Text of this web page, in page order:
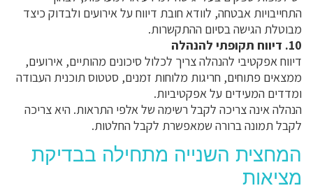
התחייבויות אבטחה, לוודא חובת דיווח על אירועים ולבדוק כיצד
מבוטלת הגישה בסיום ההתקשרות.
10. דיווח תקופתי להנהלה
דיווח אפקטיבי להנהלה צריך לכלול סיכונים מהותיים, אירועים,
ממצאים פתוחים, חריגות מלוחות זמנים, סטטוס תוכנית העבודה
ומדדים המעידים על אפקטיביות.
הנהלה אינה צריכה לקבל רשימה של אלפי התראות. היא צריכה
לקבל תמונה ברורה שמאפשרת לקבל החלטות.
המחצית השנייה מתחילה בבדיקת
מציאות